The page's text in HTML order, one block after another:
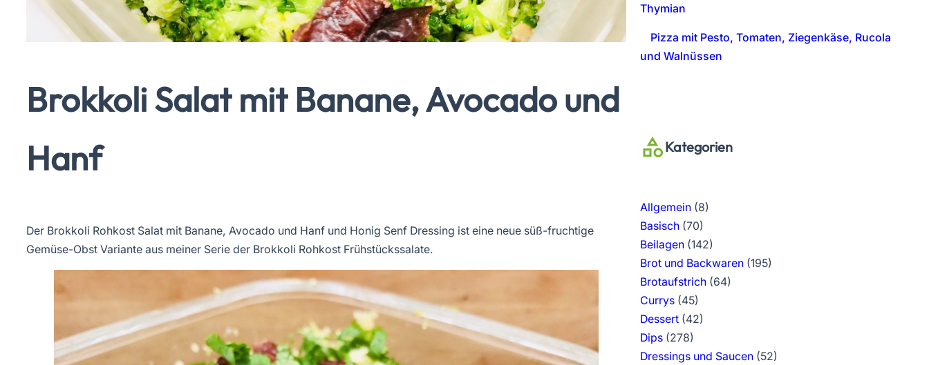
Brokkoli Salat mit Banane, Avocado und
Hanf
Der Brokkoli Rohkost Salat mit Banane, Avocado und Hanf und Honig Senf Dressing ist eine neue süß-fruchtige
Gemüse-Obst Variante aus meiner Serie der Brokkoli Rohkost Frühstückssalate.
Thymian
Pizza mit Pesto, Tomaten, Ziegenkäse, Rucola
und Walnüssen
Kategorien
Allgemein(8)
Basisch(70)
Beilagen(142)
Brot und Backwaren(195)
Brotaufstrich(64)
Currys(45)
Dessert(42)
Dips(278)
Dressings und Saucen(52)